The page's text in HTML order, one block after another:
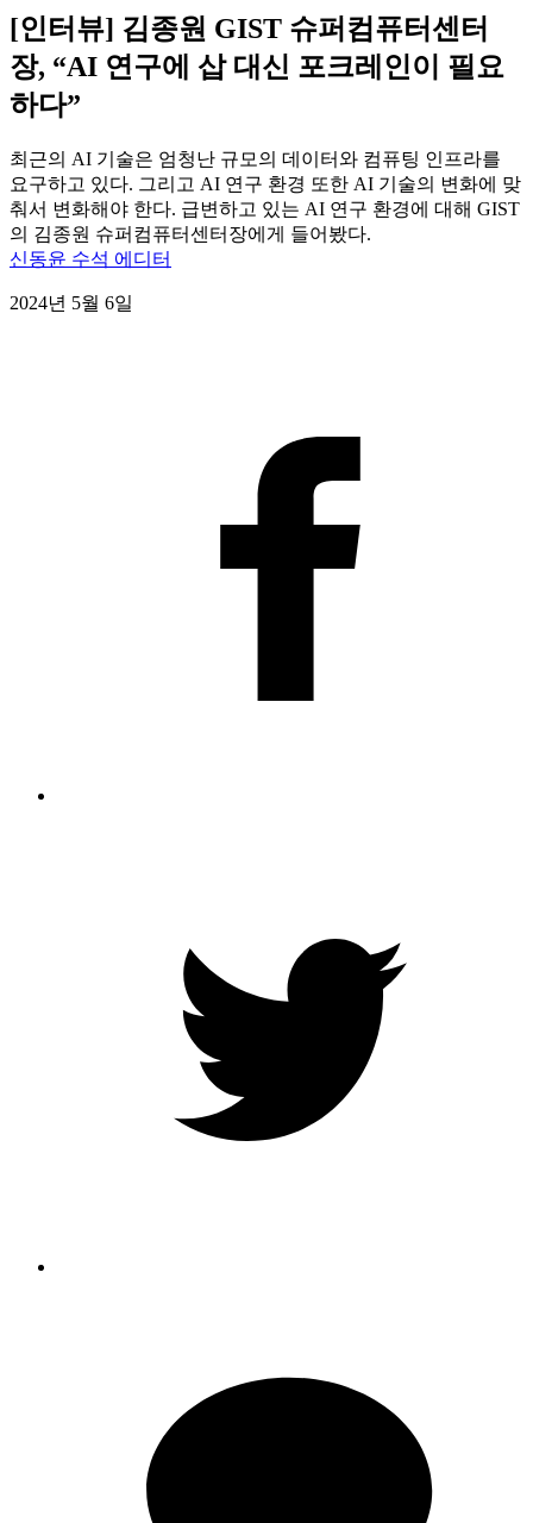
[인터뷰] 김종원 GIST 슈퍼컴퓨터센터
장, “AI 연구에 삽 대신 포크레인이 필요
하다”
최근의 AI 기술은 엄청난 규모의 데이터와 컴퓨팅 인프라를
요구하고 있다. 그리고 AI 연구 환경 또한 AI 기술의 변화에 맞
춰서 변화해야 한다. 급변하고 있는 AI 연구 환경에 대해 GIST
의 김종원 슈퍼컴퓨터센터장에게 들어봤다.
신동윤 수석 에디터
2024년 5월 6일